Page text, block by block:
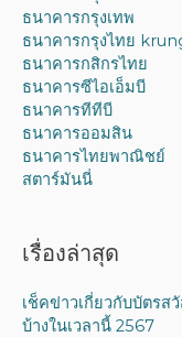
ธนาคารกรุงเทพ
ธนาคารกรุงไทย
ธนาคารกสิกรไทย
ธนาคารซีไอเอ็มบี
ธนาคารทีทีบี
ธนาคารออมสิน
ธนาคารไทยพาณิชย์
สตาร์มันนี่
เรื่องล่าสุด
เช็คข่าวเกี่ยวกับบัตรส
บ้างในเวลานี้ 2567